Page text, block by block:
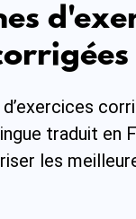
traduit en
les